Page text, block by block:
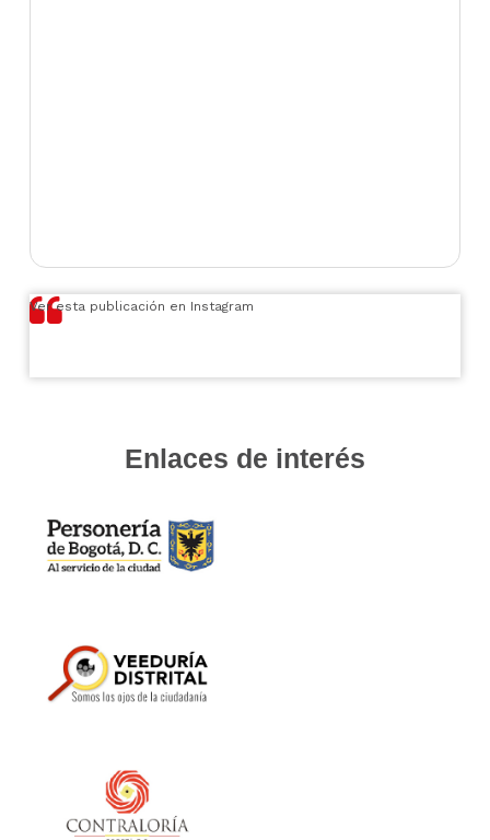
Ver esta publicación en Instagram
Enlaces de interés